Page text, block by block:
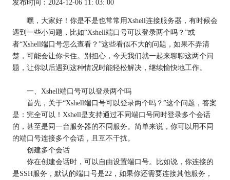
发布时间：2024-12-06 11: 03: 00
嘿，大家好！你是不是也常常用Xshell连接服务器，有时候会
遇到一些小问题，比如“Xshell端口号可以登录两个吗？”或
者“Xshell端口号怎么查看？”这些看似不大的问题，如果不弄清
楚，可能会让你卡住。别担心，今天我们就一起来聊聊这两个问
题，让你以后遇到这种情况时能轻松解决，继续愉快地工作。
一、Xshell端口号可以登录两个吗
首先，关于“Xshell端口号可以登录两个吗？”这个问题，答案
是：完全可以！Xshell是支持通过不同端口号同时登录多个会话
的，甚至是同一台服务器的不同服务。简单来说，你可以用不同
的端口号连接多个会话，且互不干扰。
创建多个会话
你在创建会话时，可以自由设置端口号。比如说，你连接的
是SSH服务，默认的端口号是22，如果你还需要连接其他服务，